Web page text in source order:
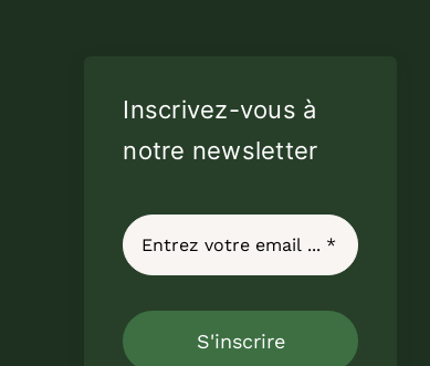
Inscrivez-vous à
notre newsletter
S'inscrire